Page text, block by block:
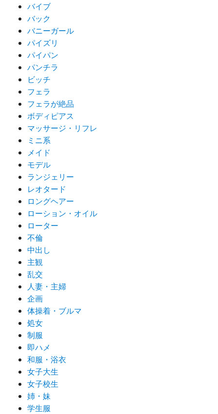
バイブ
バック
バニーガール
パイズリ
パイパン
パンチラ
ビッチ
フェラ
フェラが絶品
ボディピアス
マッサージ・リフレ
ミニ系
メイド
モデル
ランジェリー
レオタード
ロングヘアー
ローション・オイル
ローター
不倫
中出し
主観
乱交
人妻・主婦
企画
体操着・ブルマ
処女
制服
即ハメ
和服・浴衣
女子大生
女子校生
姉・妹
学生服